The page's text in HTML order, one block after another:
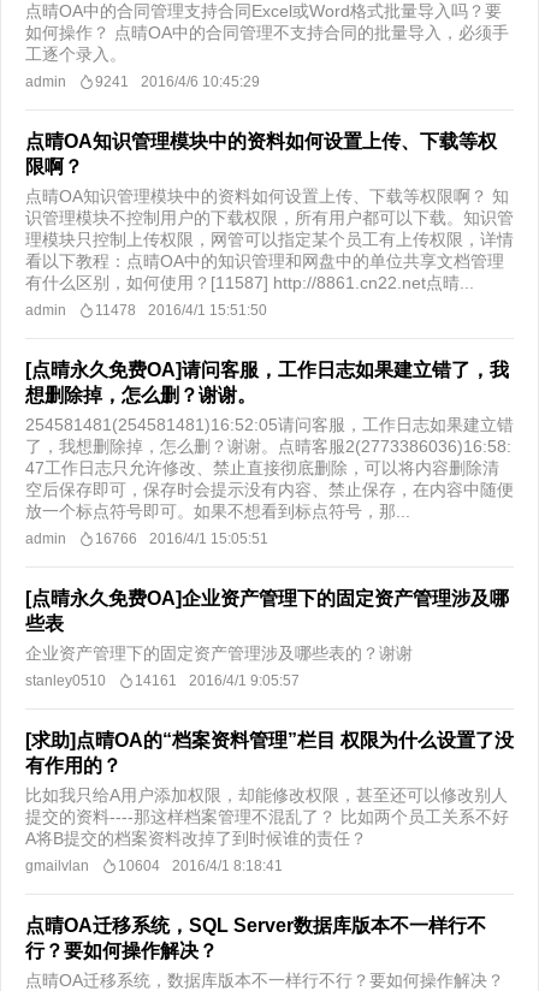
点晴OA中的合同管理支持合同Excel或Word格式批量导入吗？要
如何操作？ 点晴OA中的合同管理不支持合同的批量导入，必须手
工逐个录入。
admin 9241 2016/4/6 10:45:29
点晴OA知识管理模块中的资料如何设置上传、下载等权
限啊？
点晴OA知识管理模块中的资料如何设置上传、下载等权限啊？ 知
识管理模块不控制用户的下载权限，所有用户都可以下载。知识管
理模块只控制上传权限，网管可以指定某个员工有上传权限，详情
看以下教程：点晴OA中的知识管理和网盘中的单位共享文档管理
有什么区别，如何使用？[11587] http://8861.cn22.net点晴...
admin 11478 2016/4/1 15:51:50
[点晴永久免费OA]请问客服，工作日志如果建立错了，我
想删除掉，怎么删？谢谢。
254581481(254581481)16:52:05请问客服，工作日志如果建立错
了，我想删除掉，怎么删？谢谢。点晴客服2(2773386036)16:58:
47工作日志只允许修改、禁止直接彻底删除，可以将内容删除清
空后保存即可，保存时会提示没有内容、禁止保存，在内容中随便
放一个标点符号即可。如果不想看到标点符号，那...
admin 16766 2016/4/1 15:05:51
[点晴永久免费OA]企业资产管理下的固定资产管理涉及哪
些表
企业资产管理下的固定资产管理涉及哪些表的？谢谢
stanley0510 14161 2016/4/1 9:05:57
[求助]点晴OA的“档案资料管理”栏目 权限为什么设置了没
有作用的？
比如我只给A用户添加权限，却能修改权限，甚至还可以修改别人
提交的资料----那这样档案管理不混乱了？ 比如两个员工关系不好
A将B提交的档案资料改掉了到时候谁的责任？
gmailvlan 10604 2016/4/1 8:18:41
点晴OA迁移系统，SQL Server数据库版本不一样行不
行？要如何操作解决？
点晴OA迁移系统，数据库版本不一样行不行？要如何操作解决？